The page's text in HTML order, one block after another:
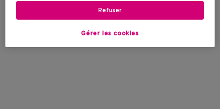
Gérer les cookies
Refuser